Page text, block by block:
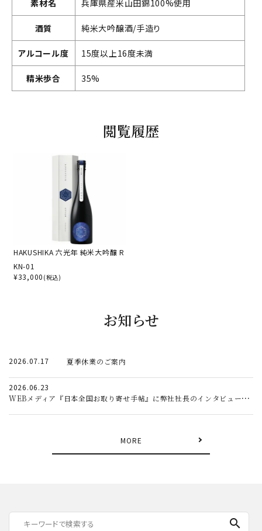
素材名 兵庫県産米山田錦100%使用
酒質 純米大吟醸酒/手造り
アルコール度 15度以上16度未満
精米歩合 35%
閲覧履歴
HAKUSHIKA 六光年 純米大吟醸 R
KN-01
¥33,000 (税込)
お知らせ
2026.07.17 夏季休業のご案内
2026.06.23
WEBメディア『日本全国お取り寄せ手帖』に弊社社長のインタビュー記事が掲載されました。
MORE
search